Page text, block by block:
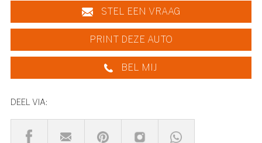
STEL EEN VRAAG
PRINT DEZE AUTO
BEL MIJ
DEEL VIA: